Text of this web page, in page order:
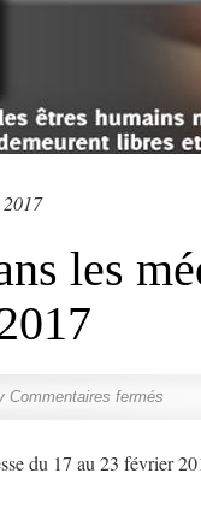
les
Commentaires fermés
du 17 au 23 février